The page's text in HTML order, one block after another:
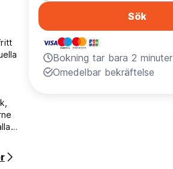
Sök
Bokning tar bara 2 minuter
Omedelbar bekräftelse